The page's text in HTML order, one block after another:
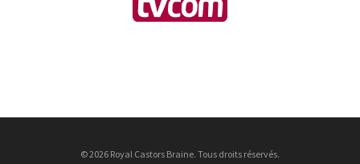
© 2026 Royal Castors Braine. Tous droits réservés.